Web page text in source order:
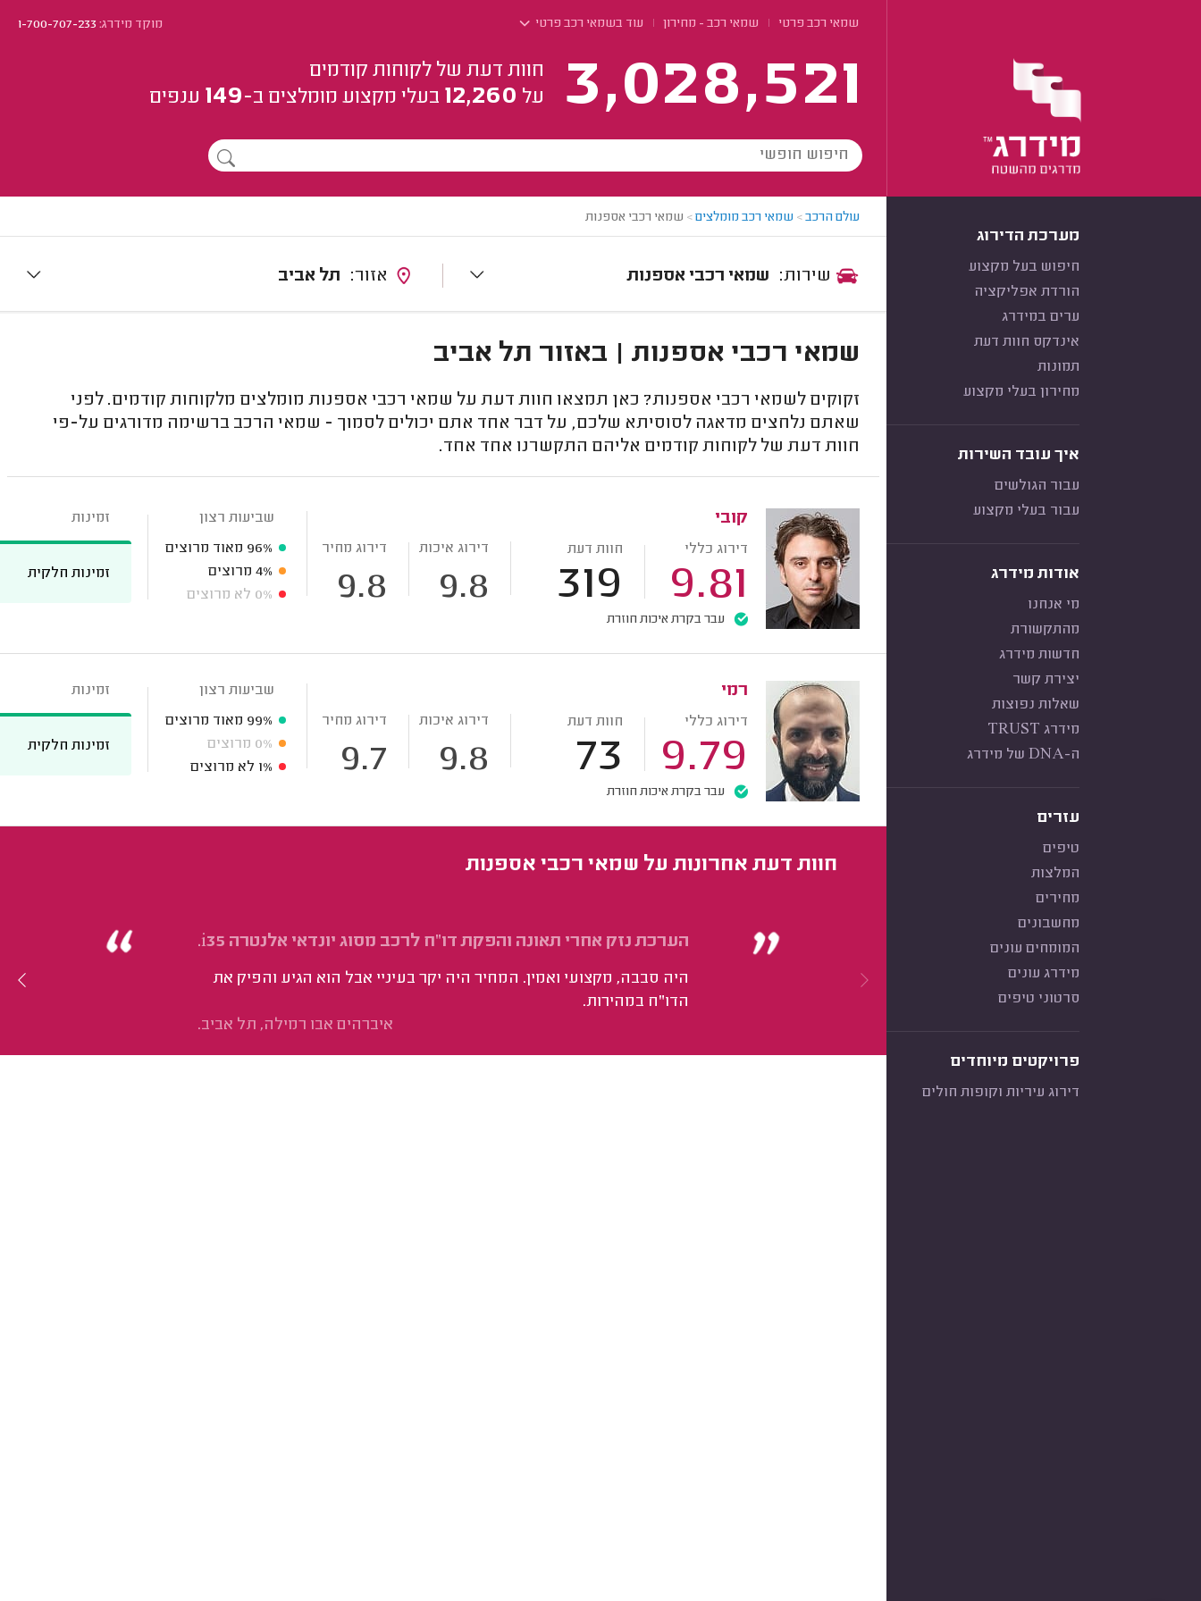
שמאי רכב פרטי שמאי רכב - מחירון עוד בשמאי רכב פרטי מוקד מידרג:1-700-707-233
3,028,521
חוות דעת של לקוחות קודמים
על 12,260 בעלי מקצוע מומלצים ב-149 ענפים
מערכת הדירוג
חיפוש בעל מקצוע
הורדת אפליקציה
ערים במידרג
אינדקס חוות דעת
תמונות
מחירון בעלי מקצוע
איך עובד השירות
עבור הגולשים
עבור בעלי מקצוע
אודות מידרג
מי אנחנו
מהתקשורת
חדשות מידרג
יצירת קשר
שאלות נפוצות
מידרג TRUST
ה-DNA של מידרג
עזרים
טיפים
המלצות
מחירים
מחשבונים
המומחים עונים
מידרג עונים
סרטוני טיפים
פרויקטים מיוחדים
דירוג עיריות וקופות חולים
עולם הרכב> שמאי רכב מומלצים> שמאי רכבי אספנות
שמאי רכבי אספנות תל אביב
שמאי רכבי אספנות | באזור תל אביב
זקוקים לשמאי רכבי אספנות? כאן תמצאו חוות דעת על שמאי רכבי אספנות מומלצים מלקוחות קודמים. לפני
שאתם נלחצים מדאגה לסוסיתא שלכם, על דבר אחד אתם יכולים לסמוך - שמאי הרכב ברשימה מדורגים על-פי
חוות דעת של לקוחות קודמים אליהם התקשרנו אחד אחד.
קובי
דירוג כללי
9.81
חוות דעת
319
דירוג איכות
9.8
דירוג מחיר
9.8
עבר בקרת איכות חוזרת
שביעות רצון
96% מאוד מרוצים
4% מרוצים
0% לא מרוצים
זמינות
זמינות חלקית
רמי
דירוג כללי
9.79
חוות דעת
73
דירוג איכות
9.8
דירוג מחיר
9.7
עבר בקרת איכות חוזרת
שביעות רצון
99% מאוד מרוצים
0% מרוצים
1% לא מרוצים
זמינות
זמינות חלקית
חוות דעת אחרונות על שמאי רכבי אספנות
הערכת נזק אחרי תאונה והפקת דו"ח לרכב מסוג יונדאי אלנטרה i35.
היה סבבה, מקצועי ואמין. המחיר היה יקר בעיניי אבל הוא הגיע והפיק את
הדו"ח במהירות.
איברהים אבו רמילה, תל אביב.